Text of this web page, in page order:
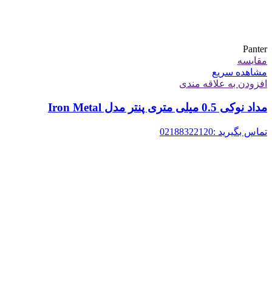
Panter
مقایسه
مشاهده سریع
افزودن به علاقه مندی
مداد نوکی 0.5 میلی متری پنتر مدل Iron Metal
تماس بگیرید :02188322120